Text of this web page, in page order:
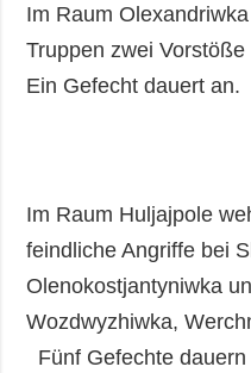
Im Raum
Truppen zwei
Ein Gefecht dauert an.
Im Raum Huljajpole
feindliche Angriffe bei
Olenokostjantyniwka
Wozdwyzhiwka,
Fünf Gefechte dauern